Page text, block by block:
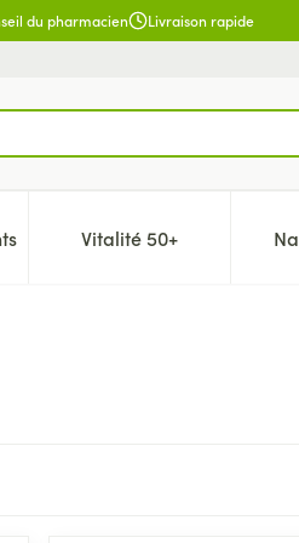
du pharmacien Livraison rapide
hygièneRégime, alimentation &
sous-menu pour la catégorie
Vitalité 50+Afficher le sous-